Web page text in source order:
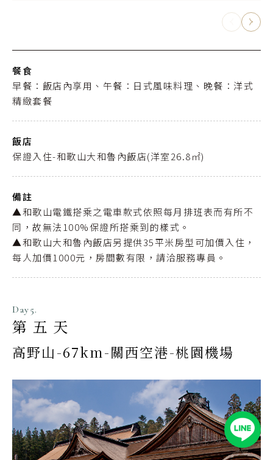
餐食
早餐：飯店內享用、午餐：日式風味料理、晚餐：洋式
精緻套餐
飯店
保證入住-和歌山大和魯內飯店(洋室26.8㎡)
備註
▲和歌山電鐵搭乘之電車款式依照每月排班表而有所不
同，故無法100%保證所搭乘到的樣式。
▲和歌山大和魯內飯店另提供35平米房型可加價入住，
每人加價1000元，房間數有限，請洽服務專員。
Day5.
第五天
高野山-67km-關西空港-桃園機場